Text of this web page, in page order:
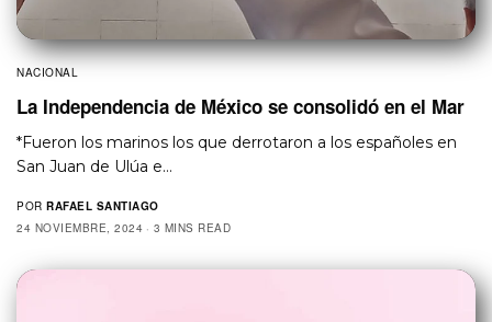
NACIONAL
La Independencia de México se consolidó en el Mar
*Fueron los marinos los que derrotaron a los españoles en
San Juan de Ulúa e…
POR RAFAEL SANTIAGO
24 NOVIEMBRE, 2024
3 MINS READ